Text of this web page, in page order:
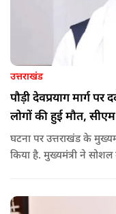
उत्तराखंड
पौड़ी देवप्रयाग मार्ग
लोगों की हुई मौत,
घटना पर उत्तराखंड के
किया है. मुख्यमंत्री ने सोशल
उपचार तथा गंभीर रूप से